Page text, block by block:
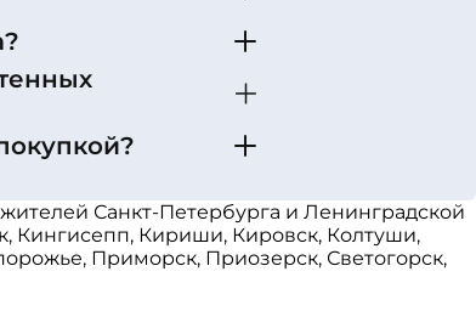
Санкт-Петербурга и Ленинградской
Кингисепп, Кириши, Кировск, Колтуши,
Приморск, Приозерск, Светогорск,